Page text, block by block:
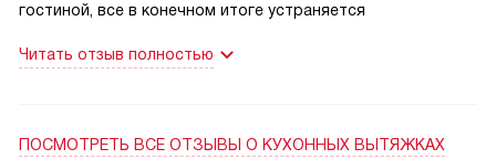
гостиной, все в конечном итоге устраняется
Читать отзыв полностью
ПОСМОТРЕТЬ ВСЕ ОТЗЫВЫ О КУХОННЫХ ВЫТЯЖКАХ